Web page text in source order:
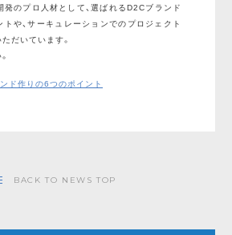
のプロ人材として、選ばれるD2Cブランド
や、サーキュレーションでのプロジェクト
だいています。
ド作りの6つのポイント
BACK TO NEWS TOP